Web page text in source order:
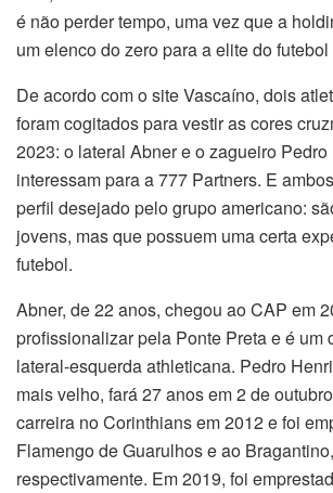
é não perder tempo, uma vez que a
um elenco do zero para a elite do
De acordo com o site Vascaíno, dois
foram cogitados para vestir as cores
2023: o lateral Abner e o zagueiro
interessam para a 777 Partners. E
perfil desejado pelo grupo americano:
jovens, mas que possuem uma certa
futebol.
Abner, de 22 anos, chegou ao CAP em
profissionalizar pela Ponte Preta e é um
lateral-esquerda athleticana. Pedro
mais velho, fará 27 anos em 2 de
carreira no Corinthians em 2012 e foi
Flamengo de Guarulhos e ao
respectivamente. Em 2019, foi